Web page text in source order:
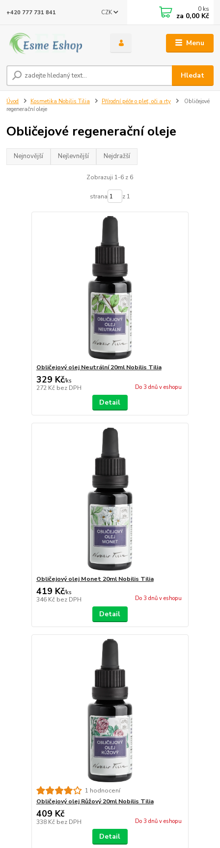
Menu
CZK
Hledat
+420 777 731 841 0 ks
za 0,00 Kč
Úvod Kosmetika Nobilis Tilia Přírodní péče o pleť, oči a rty
Obličejové
regenerační oleje
Obličejové regenerační oleje
Nejnovější Nejlevnější Nejdražší
Zobrazuji 1-6 z 6
strana z 1
Obličejový olej Neutrální 20ml Nobilis Tilia
329 Kč/ks
272 Kč bez DPH Do 3 dnů v eshopu
Detail
Obličejový olej Monet 20ml Nobilis Tilia
419 Kč/ks
346 Kč bez DPH Do 3 dnů v eshopu
Detail
1 hodnocení
Obličejový olej Růžový 20ml Nobilis Tilia
409 Kč
338 Kč bez DPH Do 3 dnů v eshopu
Detail